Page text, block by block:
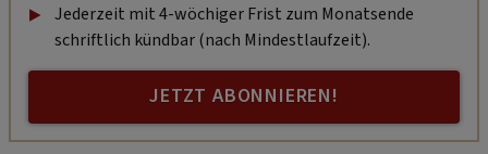
Jederzeit mit 4-wöchiger Frist zum Monatsende
schriftlich kündbar (nach Mindestlaufzeit).
JETZT ABONNIEREN!